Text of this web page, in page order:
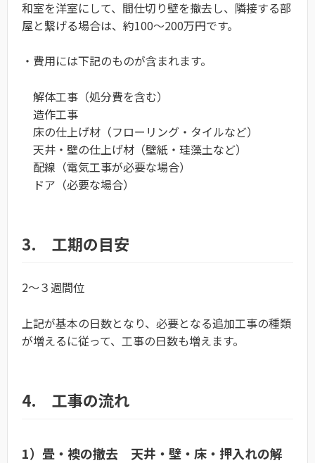
和室を洋室にして、間仕切り壁を撤去し、隣接する部
屋と繋げる場合は、約100～200万円です。
・費用には下記のものが含まれます。
解体工事（処分費を含む）
造作工事
床の仕上げ材（フローリング・タイルなど）
天井・壁の仕上げ材（壁紙・珪藻土など）
配線（電気工事が必要な場合）
ドア（必要な場合）
3. 工期の目安
2～３週間位
上記が基本の日数となり、必要となる追加工事の種類
が増えるに従って、工事の日数も増えます。
4. 工事の流れ
1）畳・襖の撤去 天井・壁・床・押入れの解